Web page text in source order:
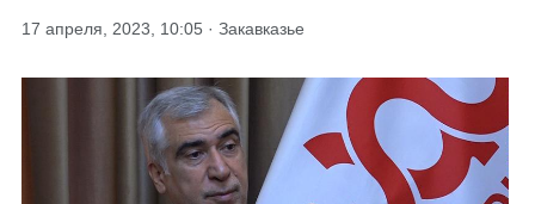
17 апреля, 2023, 10:05 · Закавказье